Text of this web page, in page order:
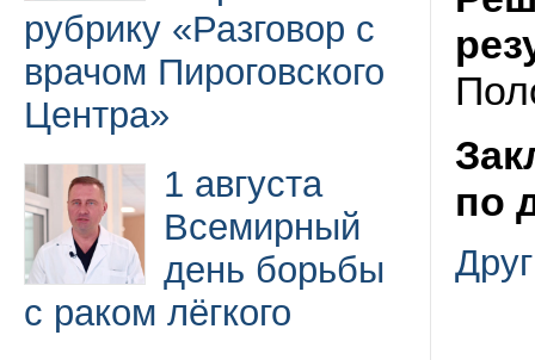
рубрику «Разговор с
врачом Пироговского
Центра»
1 августа
Всемирный
день борьбы
с раком лёгкого
по